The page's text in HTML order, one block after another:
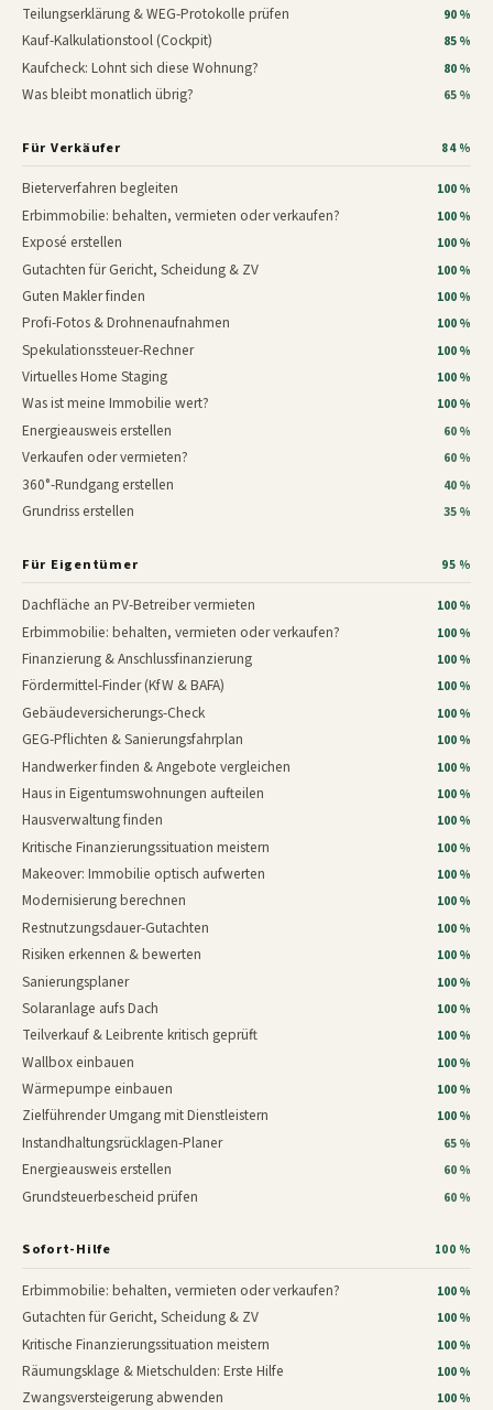
Teilungserklärung & WEG-Protokolle prüfen 90 %
Kauf-Kalkulationstool (Cockpit) 85 %
Kaufcheck: Lohnt sich diese Wohnung? 80 %
Was bleibt monatlich übrig? 65 %
Für Verkäufer 84 %
Bieterverfahren begleiten 100 %
Erbimmobilie: behalten, vermieten oder verkaufen? 100 %
Exposé erstellen 100 %
Gutachten für Gericht, Scheidung & ZV 100 %
Guten Makler finden 100 %
Profi-Fotos & Drohnenaufnahmen 100 %
Spekulationssteuer-Rechner 100 %
Virtuelles Home Staging 100 %
Was ist meine Immobilie wert? 100 %
Energieausweis erstellen 60 %
Verkaufen oder vermieten? 60 %
360°-Rundgang erstellen 40 %
Grundriss erstellen 35 %
Für Eigentümer 95 %
Dachfläche an PV-Betreiber vermieten 100 %
Erbimmobilie: behalten, vermieten oder verkaufen? 100 %
Finanzierung & Anschlussfinanzierung 100 %
Fördermittel-Finder (KfW & BAFA) 100 %
Gebäudeversicherungs-Check 100 %
GEG-Pflichten & Sanierungsfahrplan 100 %
Handwerker finden & Angebote vergleichen 100 %
Haus in Eigentumswohnungen aufteilen 100 %
Hausverwaltung finden 100 %
Kritische Finanzierungssituation meistern 100 %
Makeover: Immobilie optisch aufwerten 100 %
Modernisierung berechnen 100 %
Restnutzungsdauer-Gutachten 100 %
Risiken erkennen & bewerten 100 %
Sanierungsplaner 100 %
Solaranlage aufs Dach 100 %
Teilverkauf & Leibrente kritisch geprüft 100 %
Wallbox einbauen 100 %
Wärmepumpe einbauen 100 %
Zielführender Umgang mit Dienstleistern 100 %
Instandhaltungsrücklagen-Planer 65 %
Energieausweis erstellen 60 %
Grundsteuerbescheid prüfen 60 %
Sofort-Hilfe 100 %
Erbimmobilie: behalten, vermieten oder verkaufen? 100 %
Gutachten für Gericht, Scheidung & ZV 100 %
Kritische Finanzierungssituation meistern 100 %
Räumungsklage & Mietschulden: Erste Hilfe 100 %
Zwangsversteigerung abwenden 100 %